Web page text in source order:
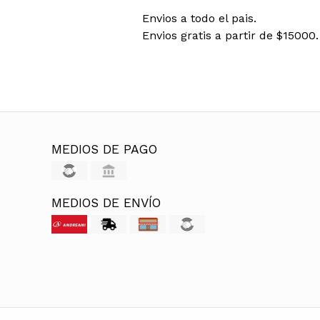
Envios a todo el pais.
Envios gratis a partir de $15000.
MEDIOS DE PAGO
MEDIOS DE ENVÍO